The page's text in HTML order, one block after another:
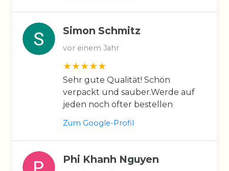
Simon Schmitz
vor einem Jahr
Sehr gute Qualität! Schön
verpackt und sauber.Werde auf
jeden noch öfter bestellen
Zum Google-Profil
Phi Khanh Nguyen